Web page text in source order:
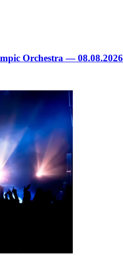
Orchestra — 08.08.2026